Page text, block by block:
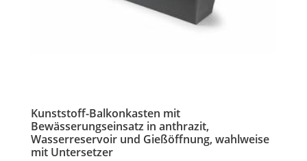
Kunststoff-Balkonkasten mit
Bewässerungseinsatz in anthrazit,
Wasserreservoir und Gießöffnung, wahlweise
mit Untersetzer